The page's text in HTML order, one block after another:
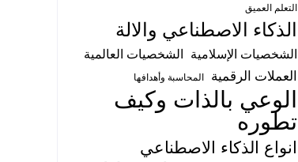
التعلم العميق
الذكاء الاصطناعي والالة
الشخصيات الإسلامية الشخصيات العالمية
العملات الرقمية المحاسبة وأهدافها
الوعي بالذات وكيف
تطوره
انواع الذكاء الاصطناعي